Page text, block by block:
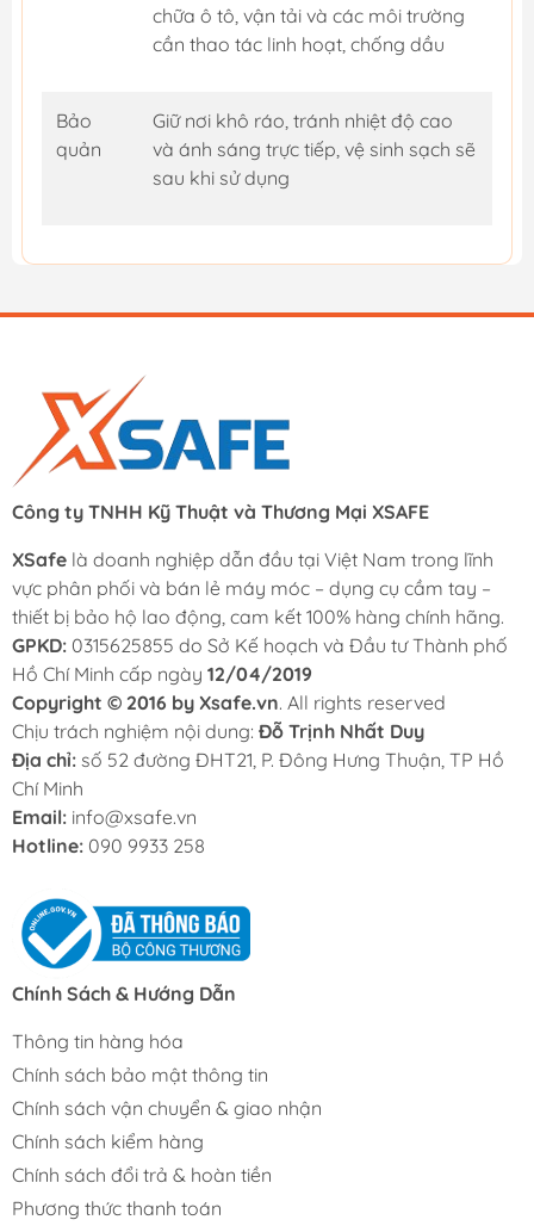
chữa ô tô, vận tải và các môi trường
cần thao tác linh hoạt, chống dầu
Bảo
quản
Giữ nơi khô ráo, tránh nhiệt độ cao
và ánh sáng trực tiếp, vệ sinh sạch sẽ
sau khi sử dụng
Công ty TNHH Kỹ Thuật và Thương Mại XSAFE
XSafe là doanh nghiệp dẫn đầu tại Việt Nam trong lĩnh
vực phân phối và bán lẻ máy móc – dụng cụ cầm tay –
thiết bị bảo hộ lao động, cam kết 100% hàng chính hãng.
GPKD: 0315625855 do Sở Kế hoạch và Đầu tư Thành phố
Hồ Chí Minh cấp ngày 12/04/2019
Copyright © 2016 by Xsafe.vn. All rights reserved
Chịu trách nghiệm nội dung: Đỗ Trịnh Nhất Duy
Địa chỉ: số 52 đường ĐHT21, P. Đông Hưng Thuận, TP Hồ
Chí Minh
Email: info@xsafe.vn
Hotline: 090 9933 258
Chính Sách & Hướng Dẫn
Thông tin hàng hóa
Chính sách bảo mật thông tin
Chính sách vận chuyển & giao nhận
Chính sách kiểm hàng
Chính sách đổi trả & hoàn tiền
Phương thức thanh toán